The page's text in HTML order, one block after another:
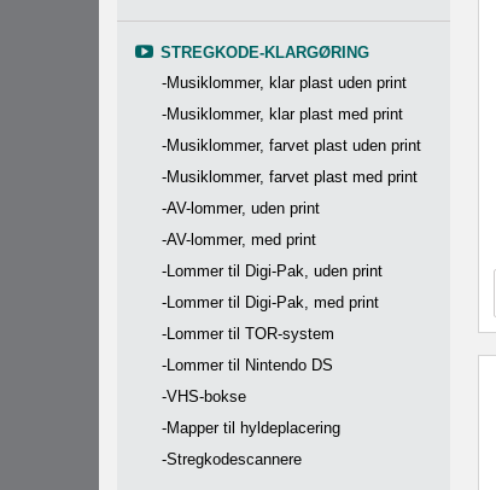
STREGKODE-KLARGØRING
-Musiklommer, klar plast uden print
-Musiklommer, klar plast med print
-Musiklommer, farvet plast uden print
-Musiklommer, farvet plast med print
-AV-lommer, uden print
-AV-lommer, med print
-Lommer til Digi-Pak, uden print
-Lommer til Digi-Pak, med print
-Lommer til TOR-system
-Lommer til Nintendo DS
-VHS-bokse
-Mapper til hyldeplacering
-Stregkodescannere